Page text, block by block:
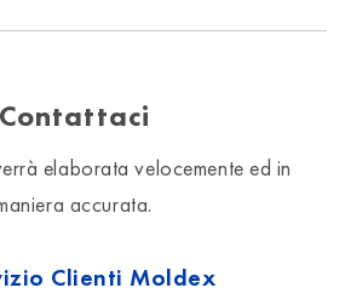
Contattaci
elaborata velocemente ed in
accurata.
Clienti Moldex